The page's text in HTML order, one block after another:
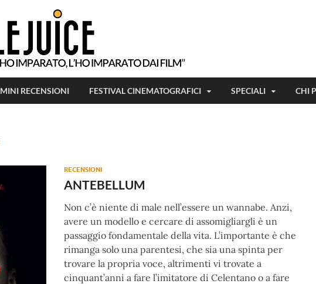
MINI RECENSIONI FESTIVAL CINEMATOGRAFICI SPECIALI CHI
RECENSIONI
ANTEBELLUM
Non c’è niente di male nell’essere un wannabe. Anzi,
avere un modello e cercare di assomigliargli è un
passaggio fondamentale della vita. L’importante è che
rimanga solo una parentesi, che sia una spinta per
trovare la propria voce, altrimenti vi trovate a
cinquant’anni a fare l’imitatore di Celentano o a fare